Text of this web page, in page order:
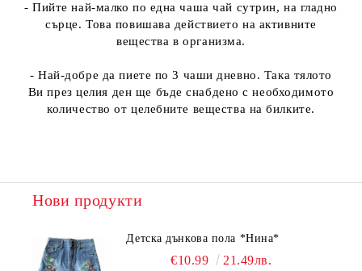
- Пийте най-малко по една чаша чай сутрин, на гладно
сърце. Това повишава действието на активните
вещества в организма.
- Най-добре да пиете по 3 чаши дневно. Така тялото
Ви през целия ден ще бъде снабдено с необходимото
количество от целебните вещества на билките.
Нови продукти
Детска дънкова пола *Нина*
€10.99 21.49лв.